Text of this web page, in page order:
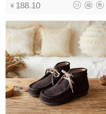
188.10